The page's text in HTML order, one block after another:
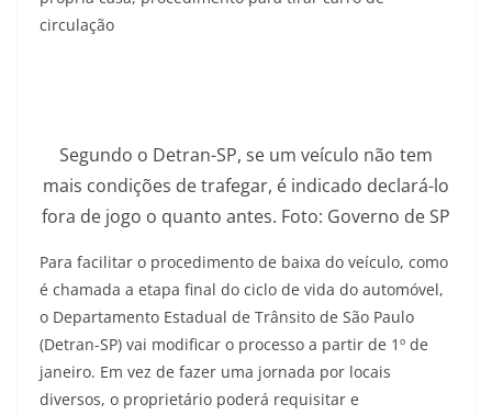
circulação
Segundo o Detran-SP, se um veículo não tem
mais condições de trafegar, é indicado declará-lo
fora de jogo o quanto antes. Foto: Governo de SP
Para facilitar o procedimento de baixa do veículo, como
é chamada a etapa final do ciclo de vida do automóvel,
o Departamento Estadual de Trânsito de São Paulo
(Detran-SP) vai modificar o processo a partir de 1º de
janeiro. Em vez de fazer uma jornada por locais
diversos, o proprietário poderá requisitar e